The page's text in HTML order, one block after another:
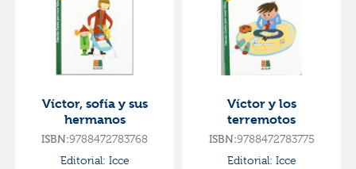
Víctor, sofía y sus
hermanos
ISBN:9788472783768
Editorial: Icce
Víctor y los
terremotos
ISBN:9788472783775
Editorial: Icce